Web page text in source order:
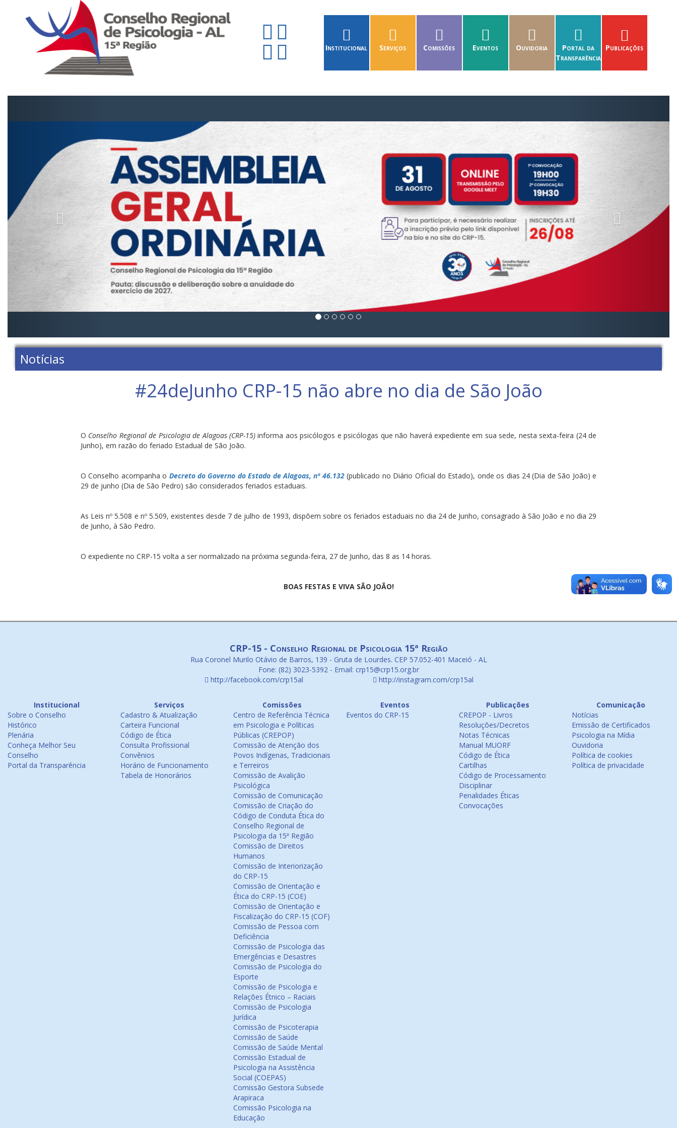
Institucional Serviços Comissões Eventos Ouvidoria
Portal da
Transparência
Publicações
Notícias
#24deJunho CRP-15 não abre no dia de São João
O Conselho Regional de Psicologia de Alagoas (CRP-15) informa aos psicólogos e psicólogas que não haverá expediente em sua sede, nesta sexta-feira (24 de
Junho), em razão do feriado Estadual de São João.
O Conselho acompanha o Decreto do Governo do Estado de Alagoas, nº 46.132(publicado no Diário Oficial do Estado), onde os dias 24 (Dia de São João) e
29 de junho (Dia de São Pedro) são considerados feriados estaduais.
As Leis nº 5.508 e nº 5.509, existentes desde 7 de julho de 1993, dispõem sobre os feriados estaduais no dia 24 de Junho, consagrado à São João e no dia 29
de Junho, à São Pedro.
O expediente no CRP-15 volta a ser normalizado na próxima segunda-feira, 27 de Junho, das 8 as 14 horas.
BOAS FESTAS E VIVA SÃO JOÃO!
CRP-15 - Conselho Regional de Psicologia 15ª Região
Rua Coronel Murilo Otávio de Barros, 139 - Gruta de Lourdes. CEP 57.052-401 Maceió - AL
Fone: (82) 3023-5392 - Email: crp15@crp15.org.br
http://facebook.com/crp15al
http://instagram.com/crp15al
Institucional
Sobre o Conselho
Histórico
Plenária
Conheça Melhor Seu
Conselho
Portal da Transparência
Serviços
Cadastro & Atualização
Carteira Funcional
Código de Ética
Consulta Profissional
Convênios
Horário de Funcionamento
Tabela de Honorários
Comissões
Centro de Referência Técnica
em Psicologia e Políticas
Públicas (CREPOP)
Comissão de Atenção dos
Povos Indígenas, Tradicionais
e Terreiros
Comissão de Avalição
Psicológica
Comissão de Comunicação
Comissão de Criação do
Código de Conduta Ética do
Conselho Regional de
Psicologia da 15ª Região
Comissão de Direitos
Humanos
Comissão de Interiorização
do CRP-15
Comissão de Orientação e
Ética do CRP-15 (COE)
Comissão de Orientação e
Fiscalização do CRP-15 (COF)
Comissão de Pessoa com
Deficiência
Comissão de Psicologia das
Emergências e Desastres
Comissão de Psicologia do
Esporte
Comissão de Psicologia e
Relações Étnico – Raciais
Comissão de Psicologia
Jurídica
Comissão de Psicoterapia
Comissão de Saúde
Comissão de Saúde Mental
Comissão Estadual de
Psicologia na Assistência
Social (COEPAS)
Comissão Gestora Subsede
Arapiraca
Comissão Psicologia na
Educação
Eventos
Eventos do CRP-15
Publicações
CREPOP - Livros
Resoluções/Decretos
Notas Técnicas
Manual MUORF
Código de Ética
Cartilhas
Código de Processamento
Disciplinar
Penalidades Éticas
Convocações
Comunicação
Notícias
Emissão de Certificados
Psicologia na Mídia
Ouvidoria
Política de cookies
Política de privacidade